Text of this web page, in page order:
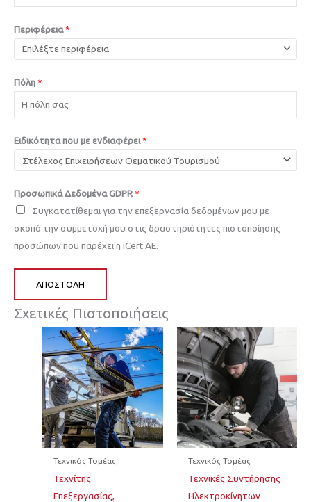
Περιφέρεια*
Πόλη*
Ειδικότητα που με ενδιαφέρει*
Προσωπικά Δεδομένα GDPR*
Συγκατατίθεμαι για την επεξεργασία δεδομένων μου με
σκοπό την συμμετοχή μου στις δραστηριότητες πιστοποίησης
προσώπων που παρέχει η iCert AE.
ΑΠΟΣΤΟΛΉ
Σχετικές Πιστοποιήσεις
Τεχνικός Τομέας
Τεχνίτης
Επεξεργασίας,
Τεχνικός Τομέας
Τεχνικές Συντήρησης
Ηλεκτροκίνητων